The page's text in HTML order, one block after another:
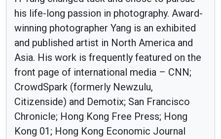
his life-long passion in photography. Award-
winning photographer Yang is an exhibited
and published artist in North America and
Asia. His work is frequently featured on the
front page of international media – CNN;
CrowdSpark (formerly Newzulu,
Citizenside) and Demotix; San Francisco
Chronicle; Hong Kong Free Press; Hong
Kong 01; Hong Kong Economic Journal